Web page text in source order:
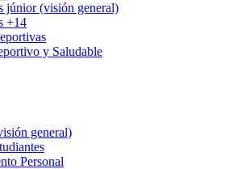
júnior (visión general)
+14
y Saludable
general)
Personal